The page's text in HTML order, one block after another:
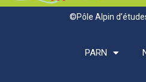
©Pôle Alpin
PARN